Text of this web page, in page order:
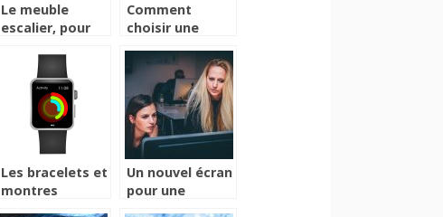
Le meuble
escalier, pour
originale
Comment
choisir une
Les bracelets et
montres
Un nouvel écran
pour une